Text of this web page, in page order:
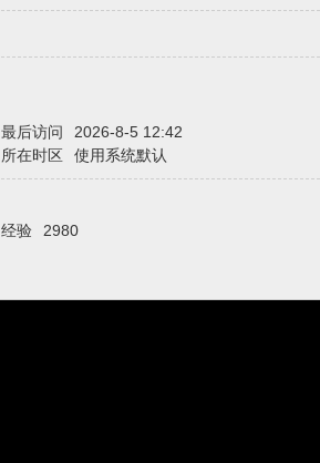
最后访问
2026-8-5 12:42
所在时区 使用系统默认
经验
2980